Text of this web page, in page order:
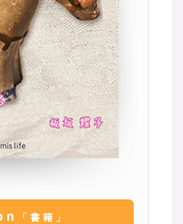
「書籍」